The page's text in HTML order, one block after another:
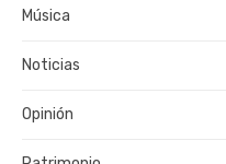
Música
Noticias
Opinión